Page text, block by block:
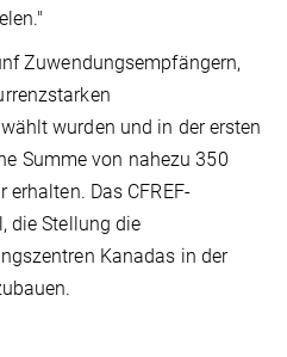
Zuwendungsempfängern,
wurden und in der ersten
Summe von nahezu 350
Das CFREF-
die Stellung die
Kanadas in der